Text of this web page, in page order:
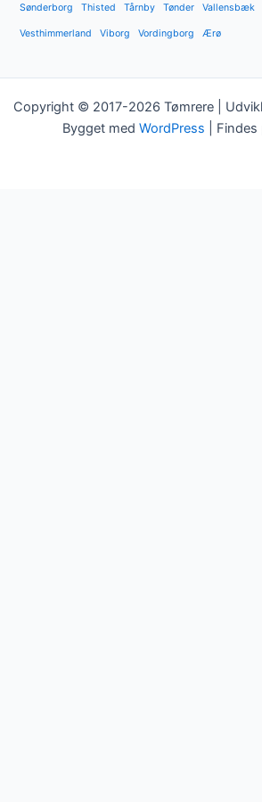
Sønderborg Thisted Tårnby Tønder Vallensbæk
Vesthimmerland Viborg Vordingborg Ærø
Copyright © 2017-2026 Tømrere |
Bygget med WordPress | Findes